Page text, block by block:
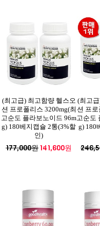
(최고급) 최고함량 헬스오
션 프로폴리스 3200mg(최
고순도 플라보노이드 96m
g) 180베지캡슐 2통(3%할
인)
177,000원141,600원
(최고
션 프로
고순도
g) 180